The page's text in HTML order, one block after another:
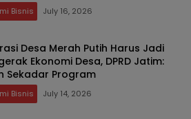
Bisnis July 16, 2026
Desa Merah Putih Harus Jadi
Ekonomi Desa, DPRD Jatim:
Sekadar Program
Bisnis July 14, 2026